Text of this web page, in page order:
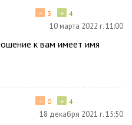
+ 4
− 3
10 марта 2022 г. 11:00
к вам имеет имя
+ 4
− 0
18 декабря 2021 г. 15:50